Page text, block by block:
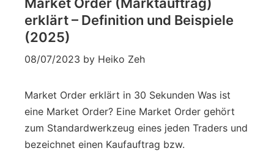
erklärt – Definition und Beispiele
(2025)
08/07/2023 by Heiko Zeh
Market Order erklärt in 30 Sekunden Was ist
eine Market Order? Eine Market Order gehört
zum Standardwerkzeug eines jeden Traders und
bezeichnet einen Kaufauftrag bzw.